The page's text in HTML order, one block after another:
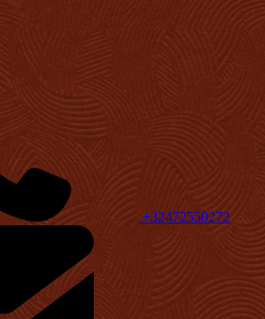
+32472550272